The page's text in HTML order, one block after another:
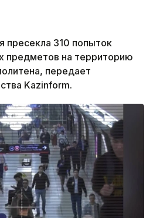
пресекла 310 попыток
предметов на территорию
передает
Kazinform.